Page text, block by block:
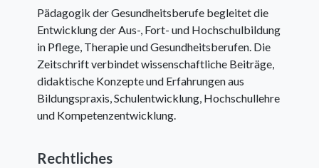
Pädagogik der Gesundheitsberufe begleitet die
Entwicklung der Aus-, Fort- und Hochschulbildung
in Pflege, Therapie und Gesundheitsberufen. Die
Zeitschrift verbindet wissenschaftliche Beiträge,
didaktische Konzepte und Erfahrungen aus
Bildungspraxis, Schulentwicklung, Hochschullehre
und Kompetenzentwicklung.
Rechtliches